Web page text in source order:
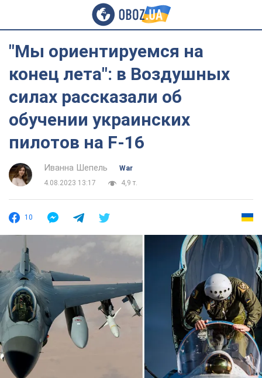
"Мы ориентируемся на
конец лета": в Воздушных
силах рассказали об
обучении украинских
пилотов на F-16
Иванна Шепель
War
4.08.2023 13:17
4,9 т.
10